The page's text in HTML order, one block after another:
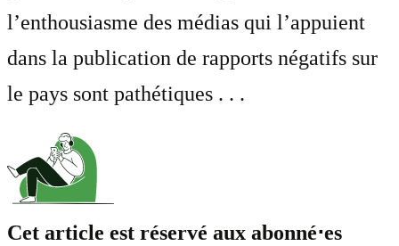
l’enthousiasme des médias qui l’appuient
dans la publication de rapports négatifs sur
le pays sont pathétiques . . .
Cet article est réservé aux abonné⋅es